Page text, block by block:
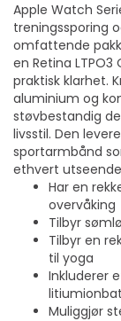
Apple Watch
treningssporing
omfattende
en Retina
praktisk klarhet.
aluminium og
støvbestandig
livsstil. Den
sportarmbånd
ethvert
Har en
overvåking
Tilbyr
Tilbyr en
til yoga
Inkluderer
Muliggjør